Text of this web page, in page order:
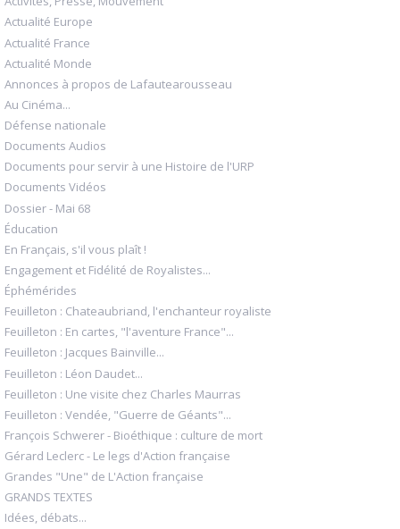
Actualité Europe
Actualité France
Actualité Monde
Annonces à propos de Lafautearousseau
Au Cinéma...
Défense nationale
Documents Audios
Documents pour servir à une Histoire de l'URP
Documents Vidéos
Dossier - Mai 68
Éducation
En Français, s'il vous plaît !
Engagement et Fidélité de Royalistes...
Éphémérides
Feuilleton : Chateaubriand, l'enchanteur royaliste
Feuilleton : En cartes, "l'aventure France"...
Feuilleton : Jacques Bainville...
Feuilleton : Léon Daudet...
Feuilleton : Une visite chez Charles Maurras
Feuilleton : Vendée, "Guerre de Géants"...
François Schwerer - Bioéthique : culture de mort
Gérard Leclerc - Le legs d'Action française
Grandes "Une" de L'Action française
GRANDS TEXTES
Idées, débats...